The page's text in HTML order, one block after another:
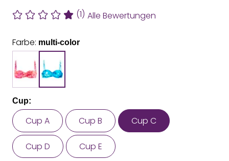
(1) Alle Bewertungen
Farbe: multi-color
Cup:
Cup A Cup B Cup C
Cup D Cup E